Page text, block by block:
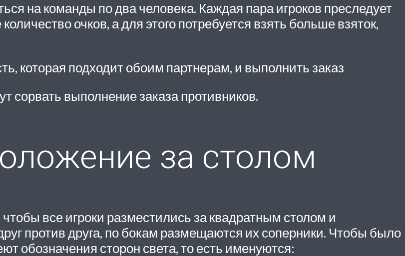
на команды по два человека. Каждая пара игроков преследует
очков, а для этого потребуется взять больше взяток,
которая подходит обоим партнерам, и выполнить заказ
сорвать выполнение заказа противников.
за столом
все игроки разместились за квадратным столом и
против друга, по бокам размещаются их соперники. Чтобы было
обозначения сторон света, то есть именуются: